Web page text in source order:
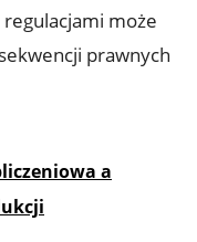
może
‌prawnych
a